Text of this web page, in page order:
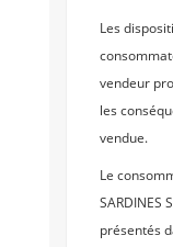
Les
vendeur
les
vendue.
Le
SARDINES
présentés